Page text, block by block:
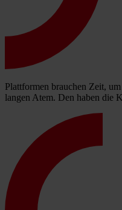
Plattformen brauchen Zeit,
langen Atem. Den haben die